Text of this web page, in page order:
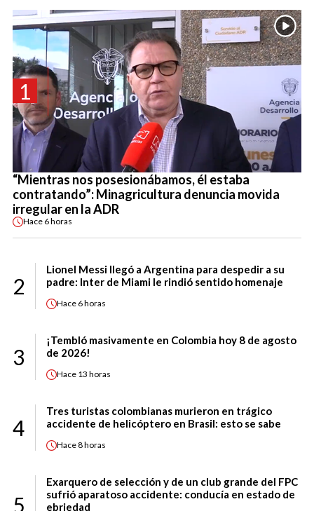
1
“Mientras nos posesionábamos, él estaba
contratando”: Minagricultura denuncia movida
irregular en la ADR
Hace 6 horas
2
Lionel Messi llegó a Argentina para despedir a su
padre: Inter de Miami le rindió sentido homenaje
Hace 6 horas
3
¡Tembló masivamente en Colombia hoy 8 de agosto
de 2026!
Hace 13 horas
4
Tres turistas colombianas murieron en trágico
accidente de helicóptero en Brasil: esto se sabe
Hace8 horas
5
Exarquero de selección y de un club grande del FPC
sufrió aparatoso accidente: conducía en estado de
ebriedad